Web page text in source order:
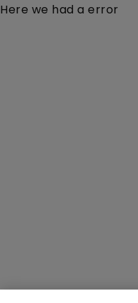
Here we had a error